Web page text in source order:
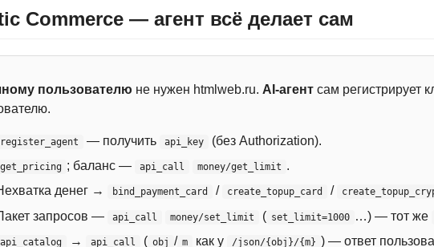
Commerce — агент всё делает сам
пользователю не нужен htmlweb.ru. AI-агент сам регистрирует
register_agent — получить api_key (без Authorization).
get_pricing ; баланс — api_call money/get_limit .
денег →
bind_payment_card / create_topup_card /
запросов —
api_call money/set_limit ( set_limit=1000 …) — тот же
api_catalog → api_call ( obj / m как у /json/{obj}/{m} ) — ответ